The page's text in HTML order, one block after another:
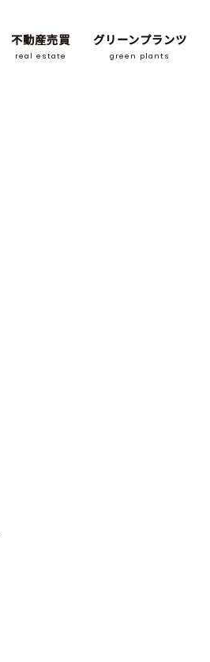
不動産売買
real estate
グリーンプランツ
green plants